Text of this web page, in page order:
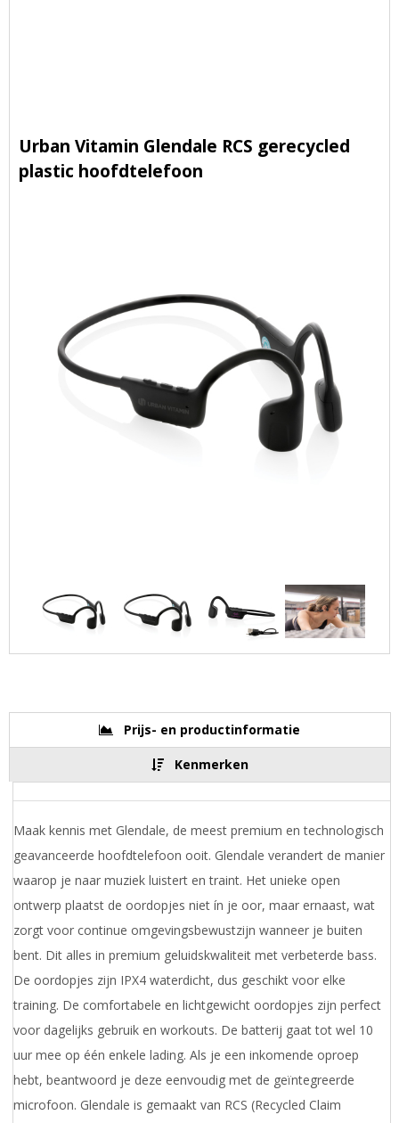
Urban Vitamin Glendale RCS gerecycled
plastic hoofdtelefoon
Prijs- en productinformatie
Kenmerken
Maak kennis met Glendale, de meest premium en technologisch
geavanceerde hoofdtelefoon ooit. Glendale verandert de manier
waarop je naar muziek luistert en traint. Het unieke open
ontwerp plaatst de oordopjes niet ín je oor, maar ernaast, wat
zorgt voor continue omgevingsbewustzijn wanneer je buiten
bent. Dit alles in premium geluidskwaliteit met verbeterde bass.
De oordopjes zijn IPX4 waterdicht, dus geschikt voor elke
training. De comfortabele en lichtgewicht oordopjes zijn perfect
voor dagelijks gebruik en workouts. De batterij gaat tot wel 10
uur mee op één enkele lading. Als je een inkomende oproep
hebt, beantwoord je deze eenvoudig met de geïntegreerde
microfoon. Glendale is gemaakt van RCS (Recycled Claim